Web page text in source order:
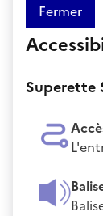
Fermer
Superette